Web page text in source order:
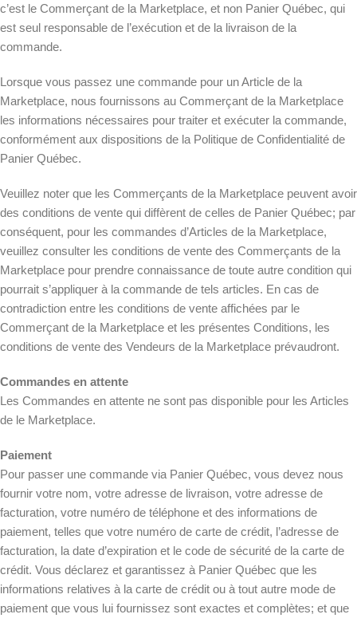
c’est le Commerçant de la Marketplace, et non Panier Québec, qui
est seul responsable de l’exécution et de la livraison de la
commande.
Lorsque vous passez une commande pour un Article de la
Marketplace, nous fournissons au Commerçant de la Marketplace
les informations nécessaires pour traiter et exécuter la commande,
conformément aux dispositions de la Politique de Confidentialité de
Panier Québec.
Veuillez noter que les Commerçants de la Marketplace peuvent avoir
des conditions de vente qui diffèrent de celles de Panier Québec; par
conséquent, pour les commandes d’Articles de la Marketplace,
veuillez consulter les conditions de vente des Commerçants de la
Marketplace pour prendre connaissance de toute autre condition qui
pourrait s’appliquer à la commande de tels articles. En cas de
contradiction entre les conditions de vente affichées par le
Commerçant de la Marketplace et les présentes Conditions, les
conditions de vente des Vendeurs de la Marketplace prévaudront.
Commandes en attente
Les Commandes en attente ne sont pas disponible pour les Articles
de le Marketplace.
Paiement
Pour passer une commande via Panier Québec, vous devez nous
fournir votre nom, votre adresse de livraison, votre adresse de
facturation, votre numéro de téléphone et des informations de
paiement, telles que votre numéro de carte de crédit, l’adresse de
facturation, la date d’expiration et le code de sécurité de la carte de
crédit. Vous déclarez et garantissez à Panier Québec que les
informations relatives à la carte de crédit ou à tout autre mode de
paiement que vous lui fournissez sont exactes et complètes; et que